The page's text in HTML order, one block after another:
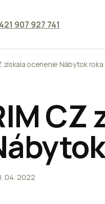
907 927 741
získala ocenenie Nábytok roka
CZ
04. 2022